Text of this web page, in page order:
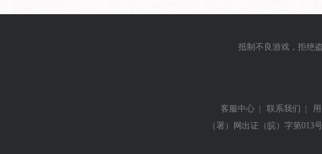
抵制不良游戏，拒绝
客服中心 | 联系我们 |
（署）网出证（皖）字第013号